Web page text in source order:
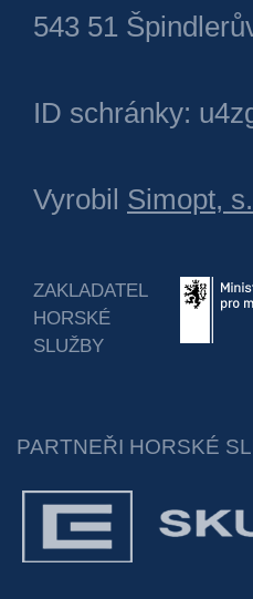
543 51
ID schránky:
Vyrobil Simopt,
ZAKLADATEL
HORSKÉ
SLUŽBY
PARTNEŘI HORSKÉ